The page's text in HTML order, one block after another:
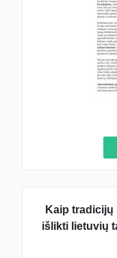
Kaip
išlikti lietuvių